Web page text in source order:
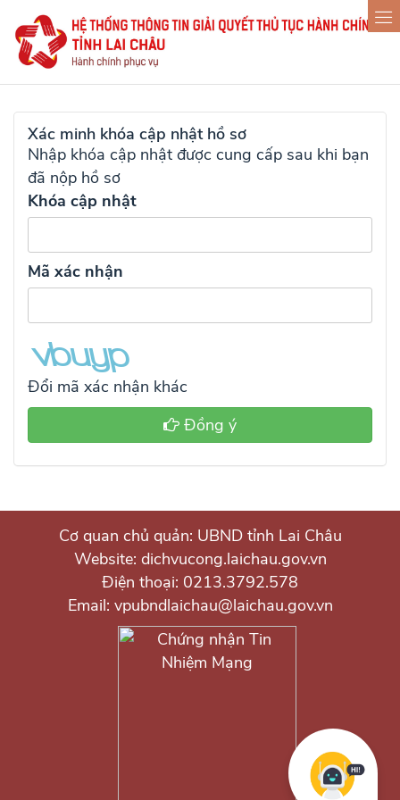
Xác minh khóa cập nhật hồ sơ
Nhập khóa cập nhật được cung cấp sau khi bạn
đã nộp hồ sơ
Khóa cập nhật
Mã xác nhận
Đổi mã xác nhận khác
Đồng ý
Cơ quan chủ quản: UBND tỉnh Lai Châu
Website: dichvucong.laichau.gov.vn
Điện thoại: 0213.3792.578
Email: vpubndlaichau@laichau.gov.vn